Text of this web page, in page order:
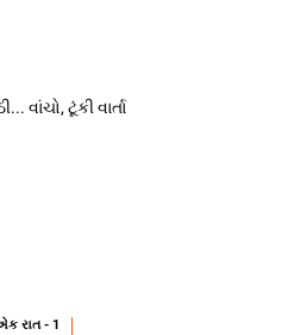
ટૂંકી વાર્તા
રાત - 1